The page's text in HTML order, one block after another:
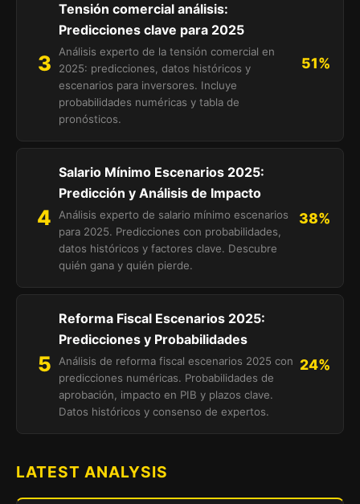
3
Tensión comercial análisis:
Predicciones clave para 2025
Análisis experto de la tensión comercial en
2025: predicciones, datos históricos y
escenarios para inversores. Incluye
probabilidades numéricas y tabla de
pronósticos.
51%
4
Salario Mínimo Escenarios 2025:
Predicción y Análisis de Impacto
Análisis experto de salario mínimo escenarios
para 2025. Predicciones con probabilidades,
datos históricos y factores clave. Descubre
quién gana y quién pierde.
38%
5
Reforma Fiscal Escenarios 2025:
Predicciones y Probabilidades
Análisis de reforma fiscal escenarios 2025 con
predicciones numéricas. Probabilidades de
aprobación, impacto en PIB y plazos clave.
Datos históricos y consenso de expertos.
24%
LATEST ANALYSIS